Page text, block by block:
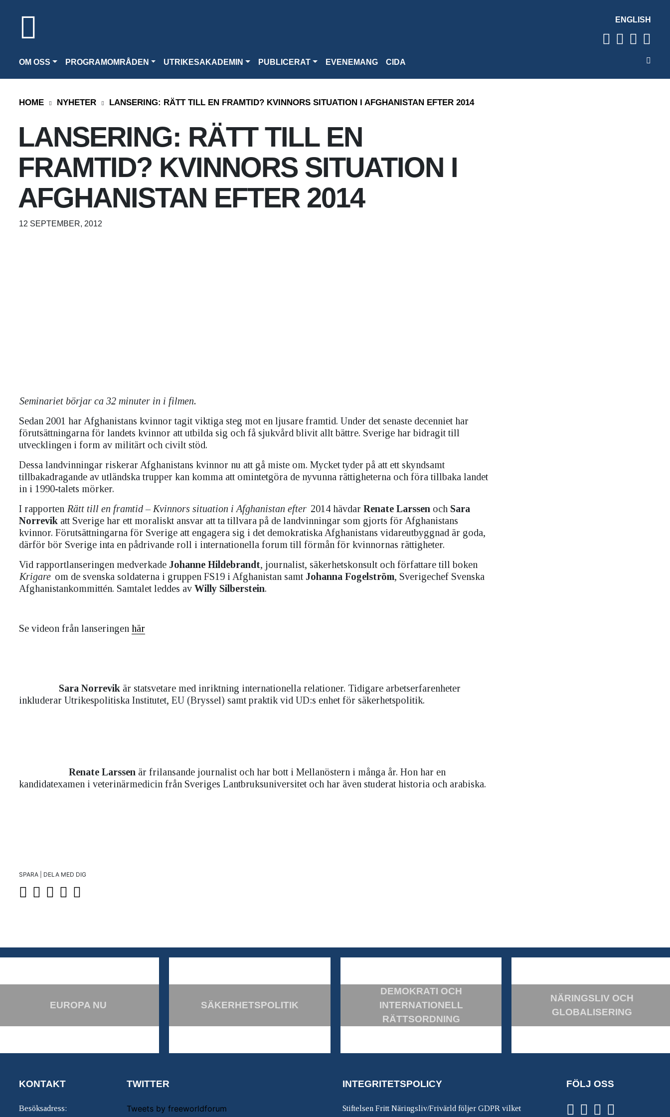
ENGLISH
OM OSS PROGRAMOMRÅDEN UTRIKESAKADEMIN PUBLICERAT EVENEMANG CIDA
HOME NYHETER LANSERING: RÄTT TILL EN FRAMTID? KVINNORS SITUATION I AFGHANISTAN EFTER 2014
LANSERING: RÄTT TILL EN
FRAMTID? KVINNORS SITUATION I
AFGHANISTAN EFTER 2014
12 SEPTEMBER, 2012
Seminariet börjar ca 32 minuter in i filmen.
Sedan 2001 har Afghanistans kvinnor tagit viktiga steg mot en ljusare framtid. Under det senaste decenniet har
förutsättningarna för landets kvinnor att utbilda sig och få sjukvård blivit allt bättre. Sverige har bidragit till
utvecklingen i form av militärt och civilt stöd.
Dessa landvinningar riskerar Afghanistans kvinnor nu att gå miste om. Mycket tyder på att ett skyndsamt
tillbakadragande av utländska trupper kan komma att omintetgöra de nyvunna rättigheterna och föra tillbaka landet
in i 1990-talets mörker.
I rapporten Rätt till en framtid – Kvinnors situation i Afghanistan efter 2014 hävdar Renate Larssen och Sara
Norrevik att Sverige har ett moraliskt ansvar att ta tillvara på de landvinningar som gjorts för Afghanistans
kvinnor. Förutsättningarna för Sverige att engagera sig i det demokratiska Afghanistans vidareutbyggnad är goda,
därför bör Sverige inta en pådrivande roll i internationella forum till förmån för kvinnornas rättigheter.
Vid rapportlanseringen medverkade Johanne Hildebrandt, journalist, säkerhetskonsult och författare till boken
Krigare om de svenska soldaterna i gruppen FS19 i Afghanistan samt Johanna Fogelström, Sverigechef Svenska
Afghanistankommittén. Samtalet leddes av Willy Silberstein.
Se videon från lanseringen här
Sara Norrevik är statsvetare med inriktning internationella relationer. Tidigare arbetserfarenheter
inkluderar Utrikespolitiska Institutet, EU (Bryssel) samt praktik vid UD:s enhet för säkerhetspolitik.
Renate Larssen är frilansande journalist och har bott i Mellanöstern i många år. Hon har en
kandidatexamen i veterinärmedicin från Sveriges Lantbruksuniversitet och har även studerat historia och arabiska.
SPARA | DELA MED DIG
EUROPA NU SÄKERHETSPOLITIK
DEMOKRATI OCH
INTERNATIONELL
RÄTTSORDNING
NÄRINGSLIV OCH
GLOBALISERING
KONTAKT
Besöksadress:
TWITTER
Tweets by freeworldforum
INTEGRITETSPOLICY
Stiftelsen Fritt Näringsliv/Frivärld följer GDPR vilket
FÖLJ OSS